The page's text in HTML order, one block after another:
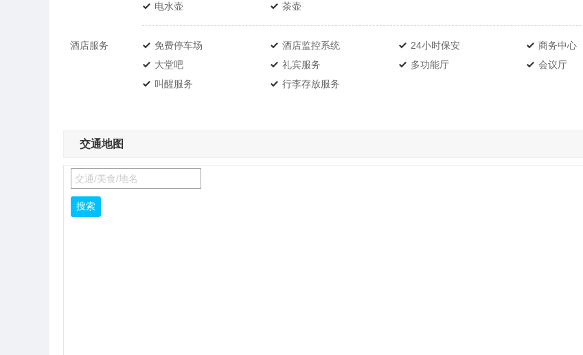
电水壶
茶壶
酒店服务 免费停车场 酒店监控系统 24小时保安
商务中心
大堂吧
礼宾服务 多功能厅
会议厅
叫醒服务
行李存放服务
交通地图